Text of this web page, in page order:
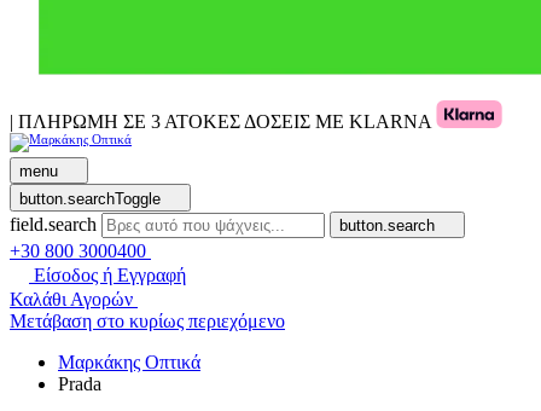
| ΠΛΗΡΩΜΗ ΣΕ 3 ΑΤΟΚΕΣ ΔΟΣΕΙΣ ΜΕ KLARNA
menu
button.searchToggle
field.search button.search
+30 800 3000400
Είσοδος ή Εγγραφή
Καλάθι Αγορών
Μετάβαση στο κυρίως περιεχόμενο
Μαρκάκης Οπτικά
Prada